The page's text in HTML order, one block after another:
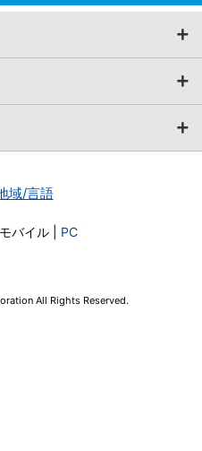
域/言語
モバイル PC
All Rights Reserved.